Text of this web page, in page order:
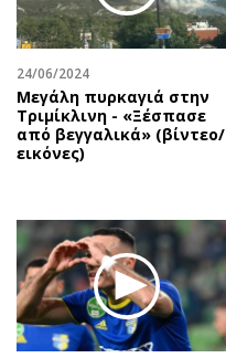
24/06/2024
Μεγάλη πυρκαγιά στην
Τριμίκλινη - «Ξέσπασε
από βεγγαλικά» (βίντεο/
εικόνες)